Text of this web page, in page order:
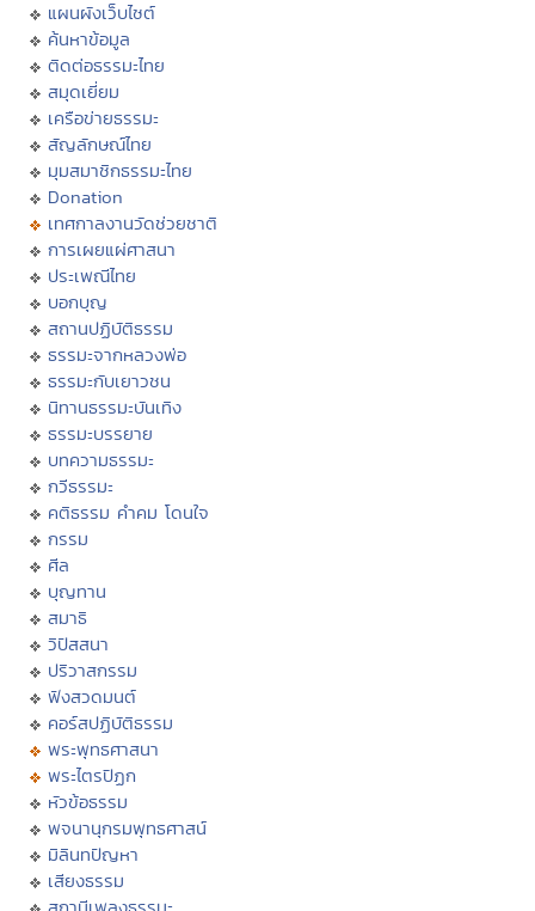
แผนผังเว็บไซต์
ค้นหาข้อมูล
ติดต่อธรรมะไทย
สมุดเยี่ยม
เครือข่ายธรรมะ
สัญลักษณ์ไทย
มุมสมาชิกธรรมะไทย
Donation
เทศกาลงานวัดช่วยชาติ
การเผยแผ่ศาสนา
ประเพณีไทย
บอกบุญ
สถานปฏิบัติธรรม
ธรรมะจากหลวงพ่อ
ธรรมะกับเยาวชน
นิทานธรรมะบันเทิง
ธรรมะบรรยาย
บทความธรรมะ
กวีธรรมะ
คติธรรม คำคม โดนใจ
กรรม
ศีล
บุญทาน
สมาธิ
วิปัสสนา
ปริวาสกรรม
ฟังสวดมนต์
คอร์สปฏิบัติธรรม
พระพุทธศาสนา
พระไตรปิฏก
หัวข้อธรรม
พจนานุกรมพุทธศาสน์
มิลินทปัญหา
เสียงธรรม